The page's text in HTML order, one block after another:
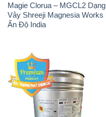
Magie Clorua – MGCL2 Dạng
Vảy Shreeji Magnesia Works
Ấn Độ India